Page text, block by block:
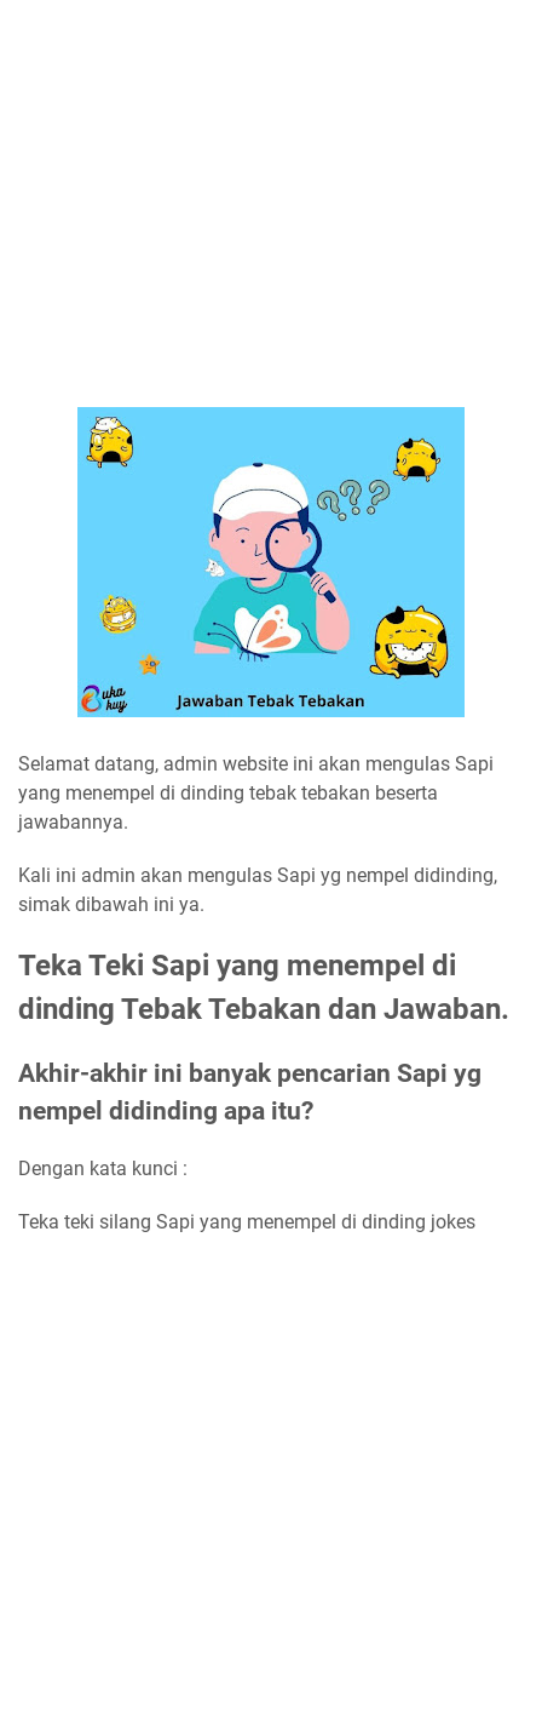
Selamat datang, admin website ini akan mengulas Sapi
yang menempel di dinding tebak tebakan beserta
jawabannya.
Kali ini admin akan mengulas Sapi yg nempel didinding,
simak dibawah ini ya.
Teka Teki Sapi yang menempel di
dinding Tebak Tebakan dan Jawaban.
Akhir-akhir ini banyak pencarian Sapi yg
nempel didinding apa itu?
Dengan kata kunci :
Teka teki silang Sapi yang menempel di dinding jokes